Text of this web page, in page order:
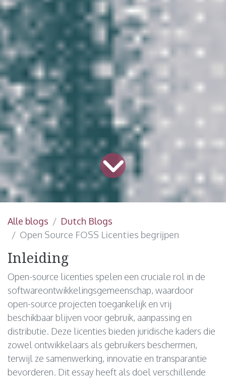
Alle blogs
Dutch Blogs
Open Source FOSS Licenties begrijpen
Inleiding
Open-source licenties spelen een cruciale rol in de
softwareontwikkelingsgemeenschap, waardoor
open-source projecten toegankelijk en vrij
beschikbaar blijven voor gebruik, aanpassing en
distributie. Deze licenties bieden juridische kaders die
zowel ontwikkelaars als gebruikers beschermen,
terwijl ze samenwerking, innovatie en transparantie
bevorderen. Dit essay heeft als doel verschillende